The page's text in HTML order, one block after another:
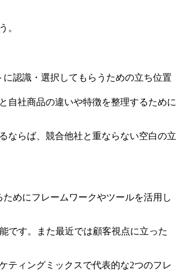
。
認識・選択してもらうための立ち位置
自社商品の違いや特徴を整理するために
ならば、競合他社と重ならない空白の立
めにフレームワークやツールを活用し
です。また最近では顧客視点に立った
ティングミックスで代表的な2つのフレ